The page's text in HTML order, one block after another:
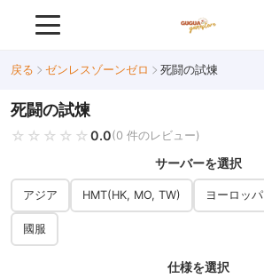
戻る ゼンレスゾーンゼロ 死闘の試煉
死闘の試煉
☆☆☆☆☆
★★★★★ 0.0(0 件のレビュー)
サーバーを選択
アジア HMT(HK, MO, TW) ヨーロッパ
國服
仕様を選択